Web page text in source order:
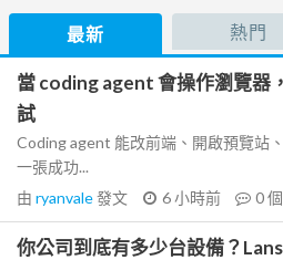
最新 熱門
當 coding agent 會操作瀏覽器
試
Coding agent 能改前端、開啟預覽站
一張成功...
由 ryanvale發文 6 小時前 0
你公司到底有多少台設備？